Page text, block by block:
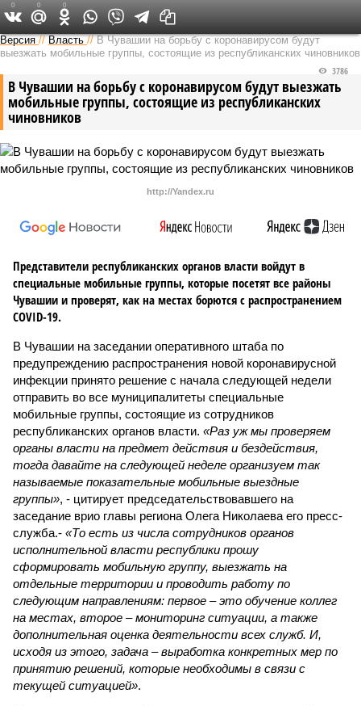
Версия в Чувашии
Версия //Власть //В Чувашии на борьбу с коронавирусом будут
выезжать мобильные группы, состоящие из республиканских чиновников
В Чувашии на борьбу с коронавирусом будут выезжать
мобильные группы, состоящие из республиканских
чиновников
3786
http://Yandex.ru
Представители республиканских органов власти войдут в
специальные мобильные группы, которые посетят все районы
Чувашии и проверят, как на местах борются с распространением
COVID-19.
В Чувашии на заседании оперативного штаба по
предупреждению распространения новой коронавирусной
инфекции принято решение с начала следующей недели
отправить во все муниципалитеты специальные
мобильные группы, состоящие из сотрудников
республиканских органов власти. «Раз уж мы проверяем
органы власти на предмет действия и бездействия,
тогда давайте на следующей неделе организуем так
называемые показательные мобильные выездные
группы», - цитирует председательствовавшего на
заседание врио главы региона Олега Николаева его пресс-
служба.- «То есть из числа сотрудников органов
исполнительной власти республики прошу
сформировать мобильную группу, выезжать на
отдельные территории и проводить работу по
следующим направлениям: первое – это обучение коллег
на местах, второе – мониторинг ситуации, а также
дополнительная оценка деятельности всех служб. И,
исходя из этого, задача – выработка конкретных мер по
принятию решений, которые необходимы в связи с
текущей ситуацией».
0 0 0